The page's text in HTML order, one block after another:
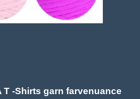
T -Shirts garn farvenuance